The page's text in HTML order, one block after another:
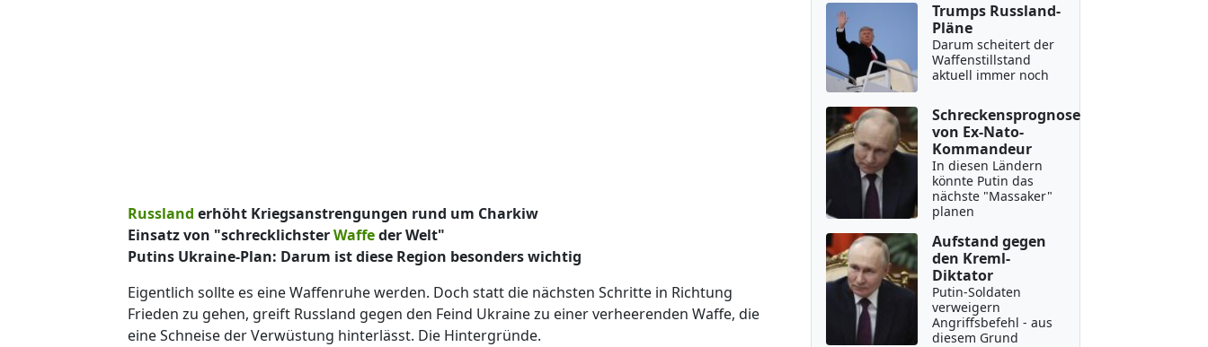
Russland erhöht Kriegsanstrengungen rund um Charkiw
Einsatz von "schrecklichsterWaffeder Welt"
Putins Ukraine-Plan: Darum ist diese Region besonders wichtig
Eigentlich sollte es eine Waffenruhe werden. Doch statt die nächsten Schritte in Richtung
Frieden zu gehen, greift Russland gegen den Feind Ukraine zu einer verheerenden Waffe, die
eine Schneise der Verwüstung hinterlässt. Die Hintergründe.
Trumps Russland-
Pläne
Darum scheitert der
Waffenstillstand
aktuell immer noch
Schreckensprognose
von Ex-Nato-
Kommandeur
In diesen Ländern
könnte Putin das
nächste "Massaker"
planen
Aufstand gegen
den Kreml-
Diktator
Putin-Soldaten
verweigern
Angriffsbefehl - aus
diesem Grund